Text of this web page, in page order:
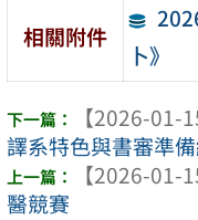
相關附件
卜》
【2026-01-
譯系特色與書審準
【2026-01-
醫競賽